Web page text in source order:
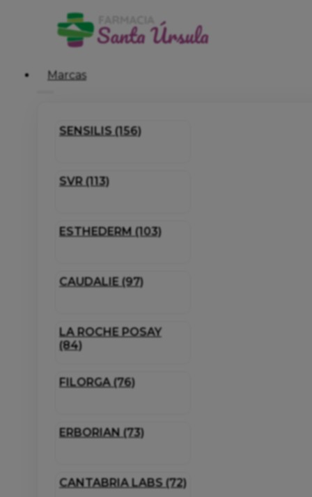
Marcas
SENSILIS (156)
SVR (113)
ESTHEDERM (103)
CAUDALIE (97)
LA ROCHE POSAY
(84)
FILORGA (76)
ERBORIAN (73)
CANTABRIA LABS (72)